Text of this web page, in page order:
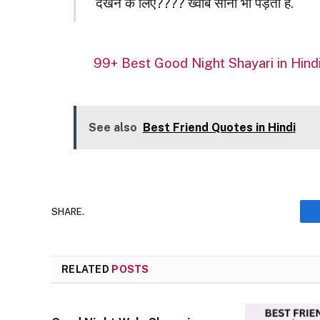
99+ Best Good Night Shayari in Hindi |
See also Best Friend Quotes in Hindi
SHARE.
RELATED POSTS